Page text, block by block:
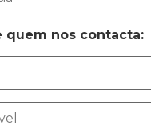
quem nos contacta: